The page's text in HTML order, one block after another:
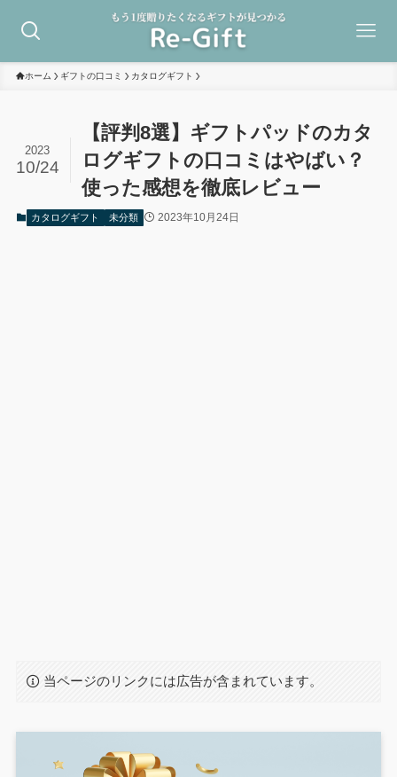
ホーム ギフトの口コミ カタログギフト
【評判8選】ギフトパッドのカタ
ログギフトの口コミはやばい？
使った感想を徹底レビュー
2023
10/24
カタログギフト 未分類 2023年10月24日
当ページのリンクには広告が含まれています。